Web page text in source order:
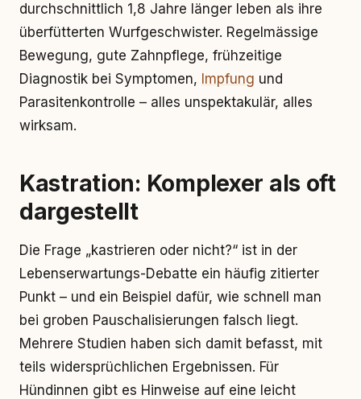
durchschnittlich 1,8 Jahre länger leben als ihre
überfütterten Wurfgeschwister. Regelmässige
Bewegung, gute Zahnpflege, frühzeitige
Diagnostik bei Symptomen, Impfung und
Parasitenkontrolle – alles unspektakulär, alles
wirksam.
Kastration: Komplexer als oft
dargestellt
Die Frage „kastrieren oder nicht?“ ist in der
Lebenserwartungs-Debatte ein häufig zitierter
Punkt – und ein Beispiel dafür, wie schnell man
bei groben Pauschalisierungen falsch liegt.
Mehrere Studien haben sich damit befasst, mit
teils widersprüchlichen Ergebnissen. Für
Hündinnen gibt es Hinweise auf eine leicht